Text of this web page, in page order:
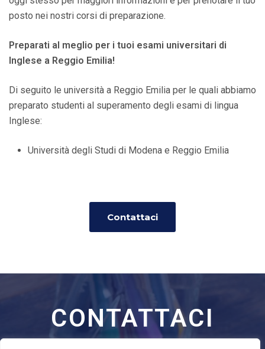
posto nei nostri corsi di preparazione.
Preparati al meglio per i tuoi esami universitari di
Inglese a Reggio Emilia!
Di seguito le università a Reggio Emilia per le quali abbiamo
preparato studenti al superamento degli esami di lingua
Inglese:
Università degli Studi di Modena e Reggio Emilia
Contattaci
CONTATTACI